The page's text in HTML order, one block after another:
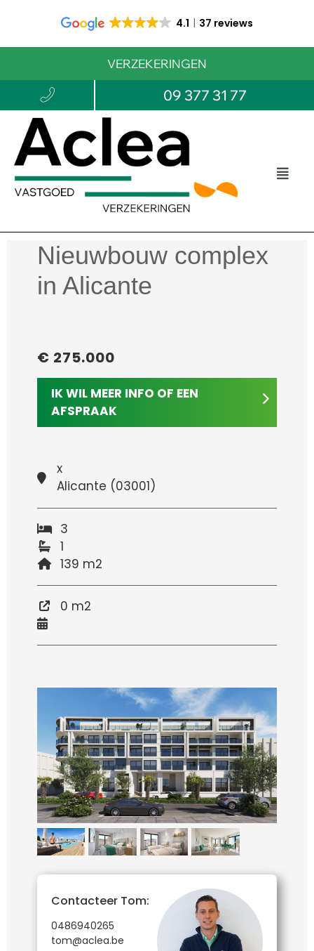
4.1 37 reviews
VERZEKERINGEN
09 377 31 77
Nieuwbouw complex
in Alicante
€ 275.000
IK WIL MEER INFO OF EEN
AFSPRAAK
x
Alicante (03001)
3
1
139 m2
0 m2
Contacteer Tom:
0486940265
tom@aclea.be